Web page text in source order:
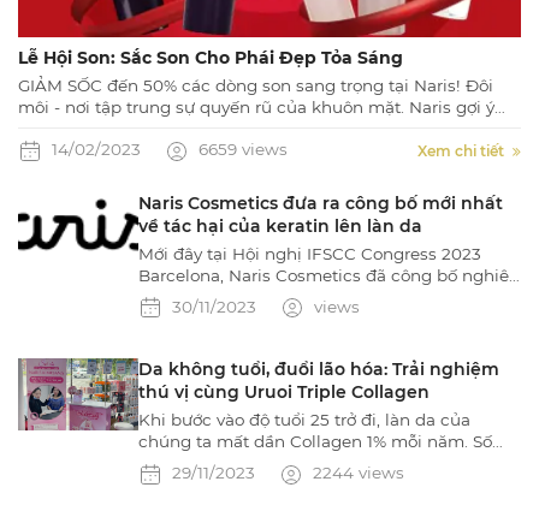
Lễ Hội Son: Sắc Son Cho Phái Đẹp Tỏa Sáng
GIẢM SỐC đến 50% các dòng son sang trọng tại Naris! Đôi
môi - nơi tập trung sự quyến rũ của khuôn mặt. Naris gợi ý
bạn cuốn hút mọi ánh nhìn!! Đừng bỏ lỡ những ưu đãi siêu
14/02/2023 6659 views Xem chi tiết
Naris Cosmetics đưa ra công bố mới nhất
về tác hại của keratin lên làn da
Mới đây tại Hội nghị IFSCC Congress 2023
Barcelona, Naris Cosmetics đã công bố nghiên
cứu mới nhất của hãng về tác hại của keratin
đối với làn da và làm giảm khả năng tăng sinh
30/11/2023 views
Da không tuổi, đuổi lão hóa: Trải nghiệm
thú vị cùng Uruoi Triple Collagen
Khi bước vào độ tuổi 25 trở đi, làn da của
chúng ta mất dần Collagen 1% mỗi năm. Số
lượng Collagen tự nhiên sản sinh cũng trở nên
kém hơn dẫn đến quá trình lão hóa làn da.
29/11/2023 2244 views